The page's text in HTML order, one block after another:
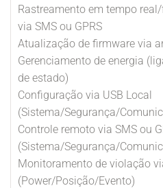
Rastreamento em tempo
via SMS ou GPRS
Atualização de firmware via
Gerenciamento de energia
de estado)
Configuração via USB Local
(Sistema/Segurança/
Controle remoto via SMS ou
(Sistema/Segurança/
Monitoramento de violação
(Power/Posição/Evento)